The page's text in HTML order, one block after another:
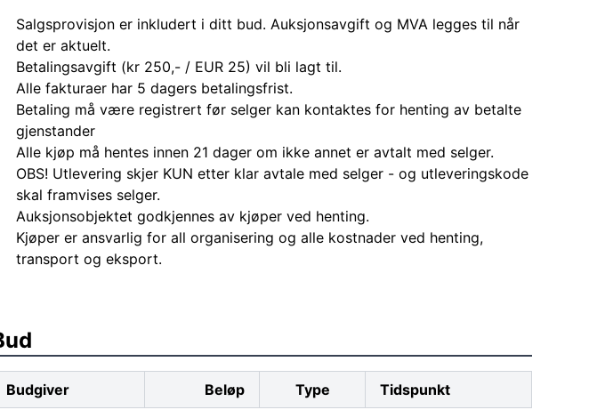
Salgsprovisjon er inkludert i ditt bud. Auksjonsavgift og MVA legges til når
det er aktuelt.
Betalingsavgift (kr 250,- / EUR 25) vil bli lagt til.
Alle fakturaer har 5 dagers betalingsfrist.
Betaling må være registrert før selger kan kontaktes for henting av betalte
gjenstander
Alle kjøp må hentes innen 21 dager om ikke annet er avtalt med selger.
OBS! Utlevering skjer KUN etter klar avtale med selger - og utleveringskode
skal framvises selger.
Auksjonsobjektet godkjennes av kjøper ved henting.
Kjøper er ansvarlig for all organisering og alle kostnader ved henting,
transport og eksport.
Budgiver Beløp Type Tidspunkt